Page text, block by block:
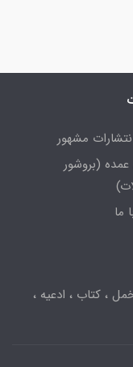
مشهور
(بروشور
ما
، کتاب ، ادعیه ،